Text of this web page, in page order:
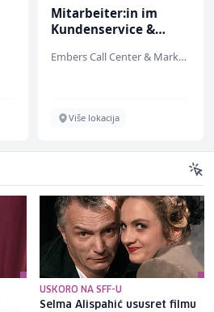
Mitarbeiter:in im
Kundenservice &
Embers Call Center & Marketing
Više lokacija
USKORO NA SFF-U
Selma Alispahić ususret filmu